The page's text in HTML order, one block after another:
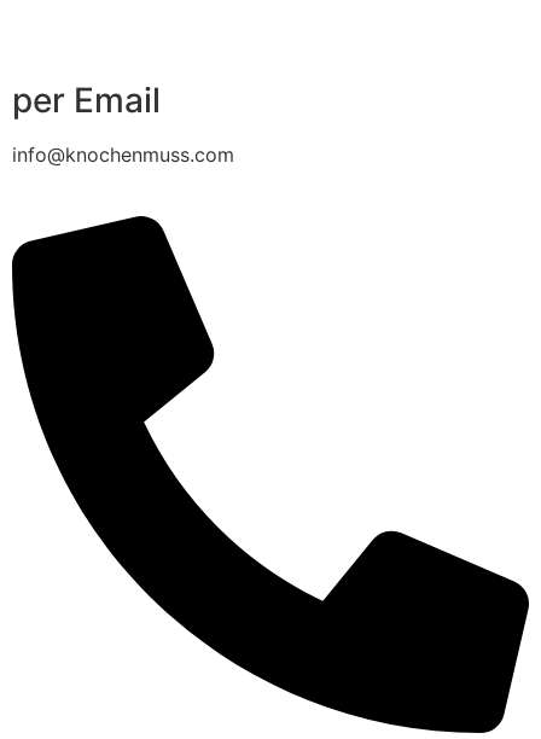
per Email
info@knochenmuss.com